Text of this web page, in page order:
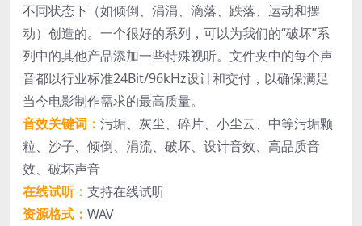
不同状态下（如倾倒、涓涓、滴落、跌落、运动和摆
动）创造的。一个很好的系列，可以为我们的“破坏”系
列中的其他产品添加一些特殊视听。文件夹中的每个声
音都以行业标准24Bit/96kHz设计和交付，以确保满足
当今电影制作需求的最高质量。
音效关键词： 污垢、灰尘、碎片、小尘云、中等污垢颗
粒、沙子、倾倒、涓流、破坏、设计音效、高品质音
效、破坏声音
在线试听： 支持在线试听
资源格式： WAV